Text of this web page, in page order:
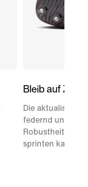
Bleib auf Zack
Die aktualisierte
federnd und
Robustheit,
sprinten kannst.